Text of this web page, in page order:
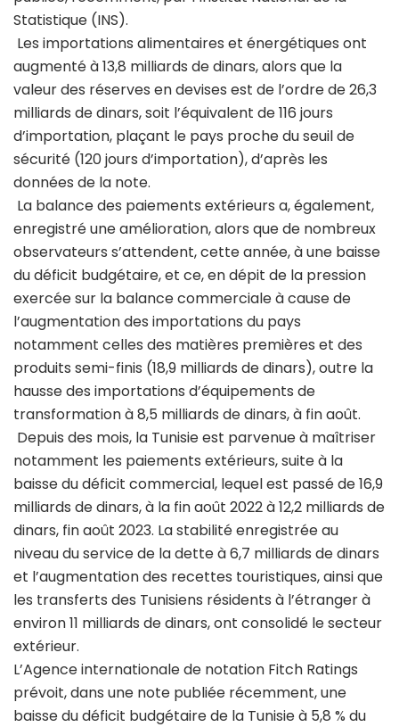
Statistique (INS).
Les importations alimentaires et énergétiques ont
augmenté à 13,8 milliards de dinars, alors que la
valeur des réserves en devises est de l’ordre de 26,3
milliards de dinars, soit l’équivalent de 116 jours
d’importation, plaçant le pays proche du seuil de
sécurité (120 jours d’importation), d’après les
données de la note.
La balance des paiements extérieurs a, également,
enregistré une amélioration, alors que de nombreux
observateurs s’attendent, cette année, à une baisse
du déficit budgétaire, et ce, en dépit de la pression
exercée sur la balance commerciale à cause de
l’augmentation des importations du pays
notamment celles des matières premières et des
produits semi-finis (18,9 milliards de dinars), outre la
hausse des importations d’équipements de
transformation à 8,5 milliards de dinars, à fin août.
Depuis des mois, la Tunisie est parvenue à maîtriser
notamment les paiements extérieurs, suite à la
baisse du déficit commercial, lequel est passé de 16,9
milliards de dinars, à la fin août 2022 à 12,2 milliards de
dinars, fin août 2023. La stabilité enregistrée au
niveau du service de la dette à 6,7 milliards de dinars
et l’augmentation des recettes touristiques, ainsi que
les transferts des Tunisiens résidents à l’étranger à
environ 11 milliards de dinars, ont consolidé le secteur
extérieur.
L’Agence internationale de notation Fitch Ratings
prévoit, dans une note publiée récemment, une
baisse du déficit budgétaire de la Tunisie à 5,8 % du